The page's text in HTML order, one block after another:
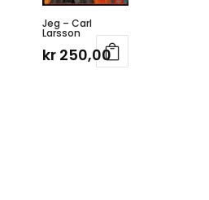
Jeg – Carl
Larsson
kr 250,00